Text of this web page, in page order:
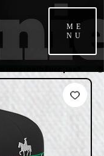
ME
NU